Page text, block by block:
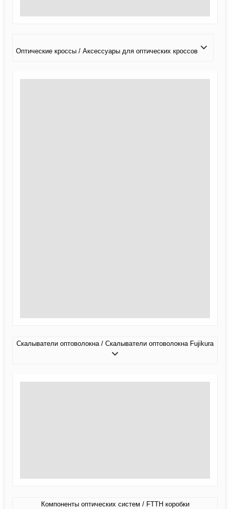
Оптические кроссы / Аксессуары для оптических кроссов
Скалыватели оптоволокна / Скалыватели оптоволокна Fujikura
Компоненты оптических систем / FTTH коробки